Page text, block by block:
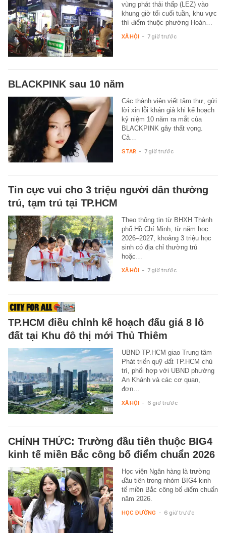
vùng phát thải thấp (LEZ) vào
khung giờ tối cuối tuần, khu vực
thí điểm thuộc phường Hoàn…
XÃ HỘI - 7 giờ trước
BLACKPINK sau 10 năm
Các thành viên viết tâm thư, gửi
lời xin lỗi khán giả khi kế hoạch
kỷ niệm 10 năm ra mắt của
BLACKPINK gây thất vọng.
Cả…
STAR - 7 giờ trước
Tin cực vui cho 3 triệu người dân thường
trú, tạm trú tại TP.HCM
Theo thông tin từ BHXH Thành
phố Hồ Chí Minh, từ năm học
2026–2027, khoảng 3 triệu học
sinh có địa chỉ thường trú
hoặc…
XÃ HỘI - 7 giờ trước
TP.HCM điều chỉnh kế hoạch đấu giá 8 lô
đất tại Khu đô thị mới Thủ Thiêm
UBND TP.HCM giao Trung tâm
Phát triển quỹ đất TP.HCM chủ
trì, phối hợp với UBND phường
An Khánh và các cơ quan,
đơn…
XÃ HỘI - 6 giờ trước
CHÍNH THỨC: Trường đầu tiên thuộc BIG4
kinh tế miền Bắc công bố điểm chuẩn 2026
Học viện Ngân hàng là trường
đầu tiên trong nhóm BIG4 kinh
tế miền Bắc công bố điểm chuẩn
năm 2026.
HỌC ĐƯỜNG - 6 giờ trước